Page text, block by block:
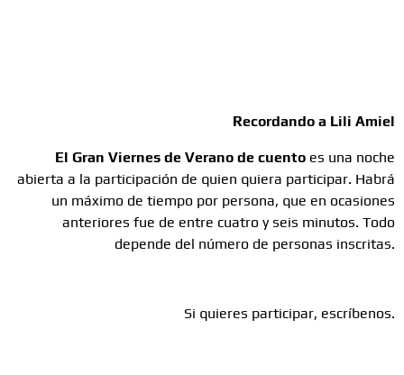
Recordando a Lili Amiel
El Gran Viernes de Verano de cuento es una noche
abierta a la participación de quien quiera participar. Habrá
un máximo de tiempo por persona, que en ocasiones
anteriores fue de entre cuatro y seis minutos. Todo
depende del número de personas inscritas.
Si quieres participar, escríbenos.